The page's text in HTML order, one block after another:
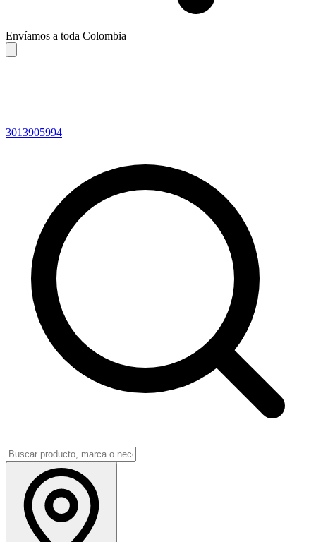
Envíamos a toda Colombia
3013905994